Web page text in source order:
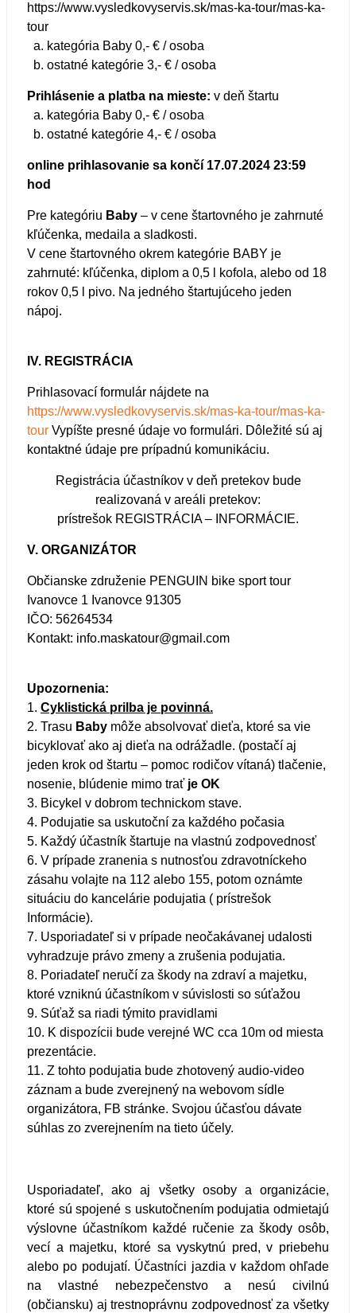
https://www.vysledkovyservis.sk/mas-ka-tour/mas-ka-
tour
a. kategória Baby 0,- € / osoba
b. ostatné kategórie 3,- € / osoba
Prihlásenie a platba na mieste: v deň štartu
a. kategória Baby 0,- € / osoba
b. ostatné kategórie 4,- € / osoba
online prihlasovanie sa končí 17.07.2024 23:59
hod
Pre kategóriu Baby – v cene štartovného je zahrnuté
kľúčenka, medaila a sladkosti.
V cene štartovného okrem kategórie BABY je
zahrnuté: kľúčenka, diplom a 0,5 l kofola, alebo od 18
rokov 0,5 l pivo. Na jedného štartujúceho jeden
nápoj.
IV. REGISTRÁCIA
Prihlasovací formulár nájdete na
https://www.vysledkovyservis.sk/mas-ka-tour/mas-ka-
tour Vypíšte presné údaje vo formulári. Dôležité sú aj
kontaktné údaje pre prípadnú komunikáciu.
Registrácia účastníkov v deň pretekov bude
realizovaná v areáli pretekov:
prístrešok REGISTRÁCIA – INFORMÁCIE.
V. ORGANIZÁTOR
Občianske združenie PENGUIN bike sport tour
Ivanovce 1 Ivanovce 91305
IČO: 56264534
Kontakt: info.maskatour@gmail.com
Upozornenia:
1. Cyklistická prilba je povinná.
2. Trasu Baby môže absolvovať dieťa, ktoré sa vie
bicyklovať ako aj dieťa na odrážadle. (postačí aj
jeden krok od štartu – pomoc rodičov vítaná) tlačenie,
nosenie, blúdenie mimo trať je OK
3. Bicykel v dobrom technickom stave.
4. Podujatie sa uskutoční za každého počasia
5. Každý účastník štartuje na vlastnú zodpovednosť
6. V prípade zranenia s nutnosťou zdravotníckeho
zásahu volajte na 112 alebo 155, potom oznámte
situáciu do kancelárie podujatia ( prístrešok
Informácie).
7. Usporiadateľ si v prípade neočakávanej udalosti
vyhradzuje právo zmeny a zrušenia podujatia.
8. Poriadateľ neručí za škody na zdraví a majetku,
ktoré vzniknú účastníkom v súvislosti so súťažou
9. Súťaž sa riadi týmito pravidlami
10. K dispozícii bude verejné WC cca 10m od miesta
prezentácie.
11. Z tohto podujatia bude zhotovený audio-video
záznam a bude zverejnený na webovom sídle
organizátora, FB stránke. Svojou účasťou dávate
súhlas zo zverejnením na tieto účely.
Usporiadateľ, ako aj všetky osoby a organizácie,
ktoré sú spojené s uskutočnením podujatia odmietajú
výslovne účastníkom každé ručenie za škody osôb,
vecí a majetku, ktoré sa vyskytnú pred, v priebehu
alebo po podujatí. Účastníci jazdia v každom ohľade
na vlastné nebezpečenstvo a nesú civilnú
(občiansku) aj trestnoprávnu zodpovednosť za všetky